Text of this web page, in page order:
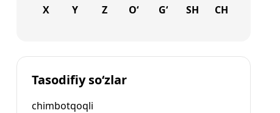
X Y Z O‘ G‘ SH CH
Tasodifiy so‘zlar
chimbotqoqli